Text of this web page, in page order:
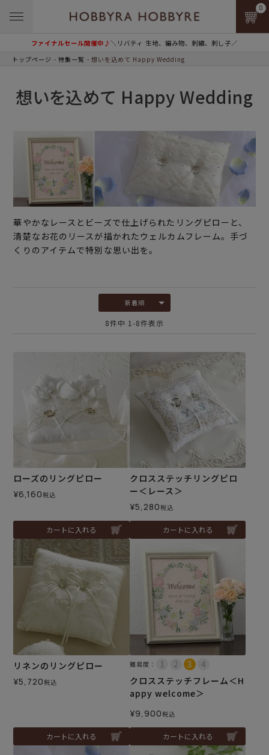
ファイナルセール開催中♪＼リバティ 生地、編み物、刺繍、刺し子／
0
トップページ 特集一覧 想いを込めて Happy Wedding
想いを込めて Happy Wedding
華やかなレースとビーズで仕上げられたリングピローと、
清楚なお花のリースが描かれたウェルカムフレーム。手づ
くりのアイテムで特別な思い出を。
新着順
8件中 1 -8件表示
ローズのリングピロー
¥6,160税込
カートに入れる
クロスステッチリングピロ
ー＜レース＞
¥5,280税込
カートに入れる
リネンのリングピロー
¥5,720税込
カートに入れる
難易度：
クロスステッチフレーム＜H
appy welcome＞
¥9,900税込
カートに入れる